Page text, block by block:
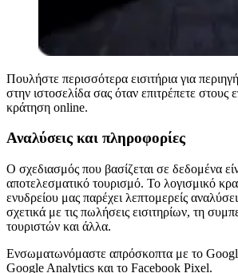
Πουλήστε περισσότερα εισιτήρια για
στην ιστοσελίδα σας όταν επιτρέπετε στους
κράτηση online.
Αναλύσεις και πληροφορίες
Ο σχεδιασμός που βασίζεται σε δεδομένα
αποτελεσματικό τουρισμό. Το λογισμικό
ενυδρείου μας παρέχει λεπτομερείς
σχετικά με τις πωλήσεις εισιτηρίων, τη
τουριστών και άλλα.
Ενσωματωνόμαστε απρόσκοπτα με το
Google Analytics και το Facebook Pixel.